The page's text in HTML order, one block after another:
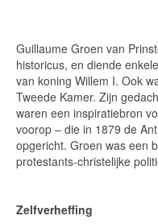
Guillaume Groen van
historicus, en diende
van koning Willem I. Ook
Tweede Kamer. Zijn
waren een inspiratiebron
voorop – die in 1879 de
opgericht. Groen was een
protestants-christelijke
Zelfverheffing